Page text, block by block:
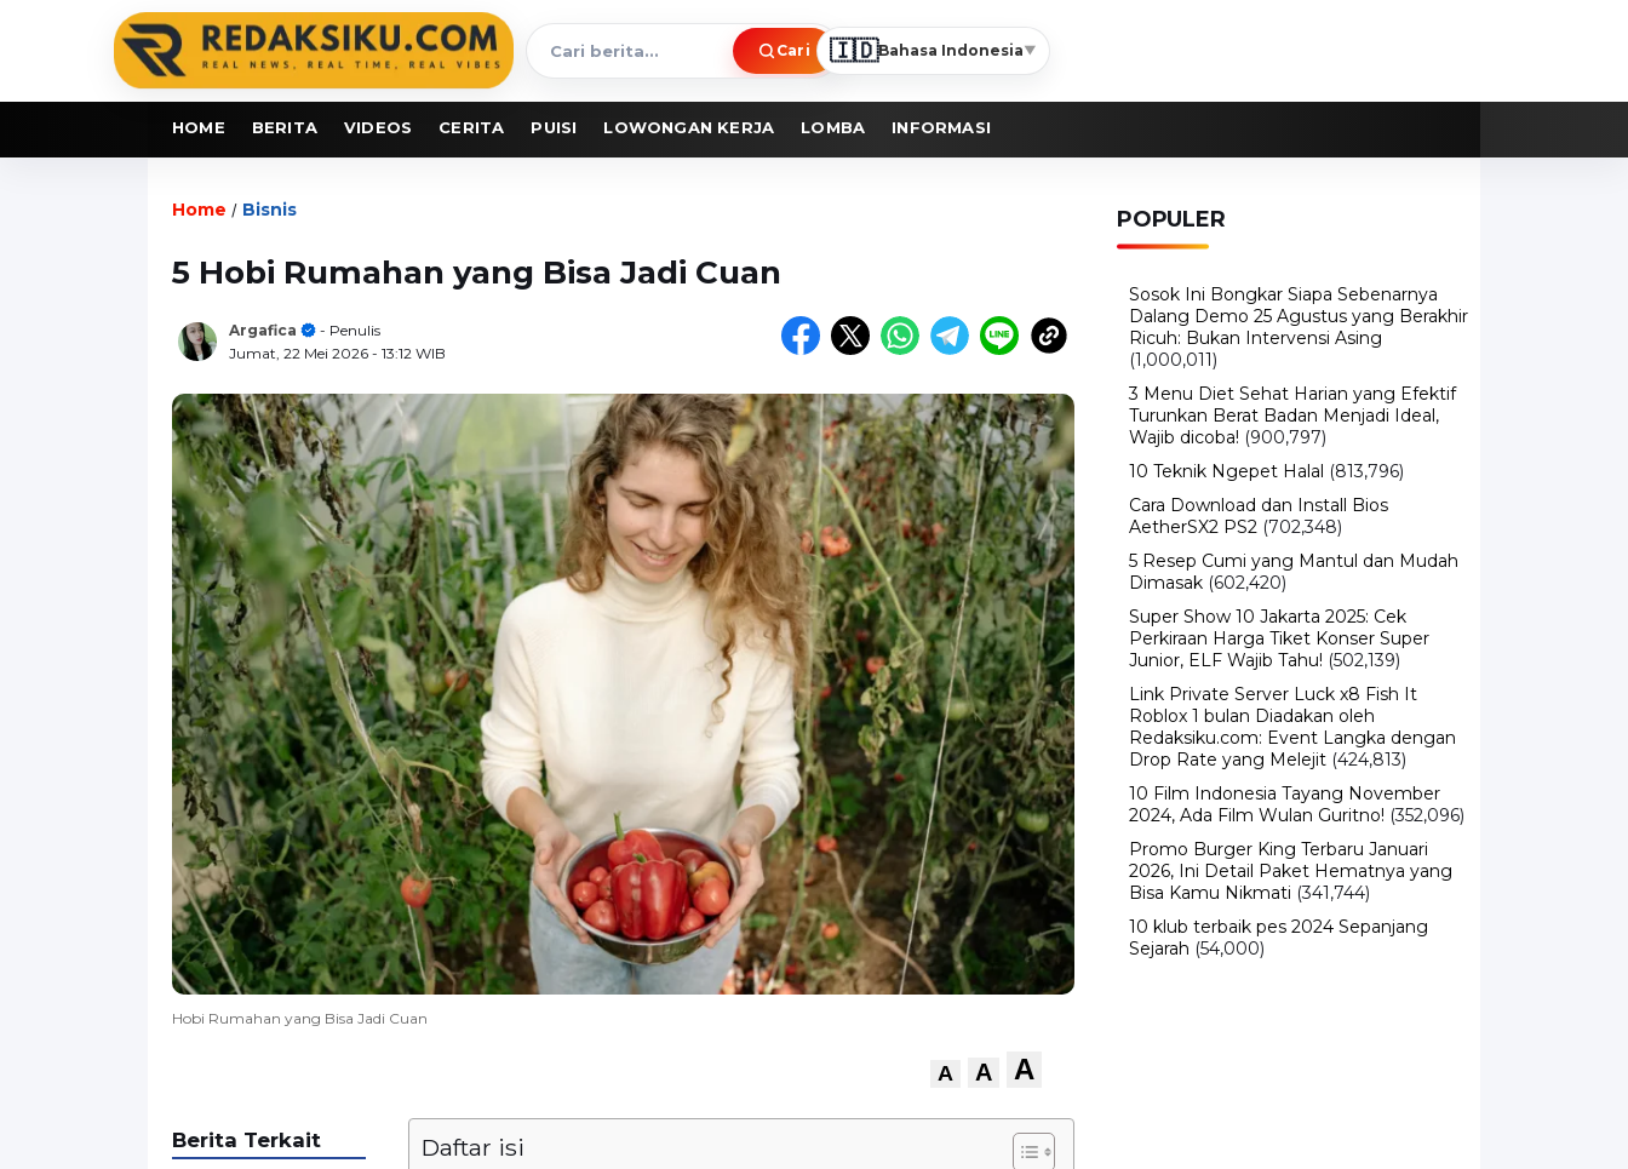
Cari
berita
Cari 🇮🇩Bahasa Indonesia▼
HOME BERITA VIDEOS CERITA PUISI LOWONGAN KERJA LOMBA INFORMASI
Home / Bisnis
5 Hobi Rumahan yang Bisa Jadi Cuan
Argafica
- Penulis
Jumat, 22 Mei 2026 - 13:12 WIB
Hobi Rumahan yang Bisa Jadi Cuan
A A A
Daftar isi
Berita Terkait
POPULER
Sosok Ini Bongkar Siapa Sebenarnya
Dalang Demo 25 Agustus yang Berakhir
Ricuh: Bukan Intervensi Asing
(1,000,011)
3 Menu Diet Sehat Harian yang Efektif
Turunkan Berat Badan Menjadi Ideal,
Wajib dicoba! (900,797)
10 Teknik Ngepet Halal (813,796)
Cara Download dan Install Bios
AetherSX2 PS2 (702,348)
5 Resep Cumi yang Mantul dan Mudah
Dimasak (602,420)
Super Show 10 Jakarta 2025: Cek
Perkiraan Harga Tiket Konser Super
Junior, ELF Wajib Tahu! (502,139)
Link Private Server Luck x8 Fish It
Roblox 1 bulan Diadakan oleh
Redaksiku.com: Event Langka dengan
Drop Rate yang Melejit (424,813)
10 Film Indonesia Tayang November
2024, Ada Film Wulan Guritno! (352,096)
Promo Burger King Terbaru Januari
2026, Ini Detail Paket Hematnya yang
Bisa Kamu Nikmati (341,744)
10 klub terbaik pes 2024 Sepanjang
Sejarah (54,000)